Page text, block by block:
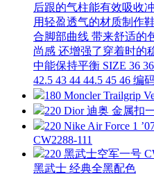
后跟的气柱能有效吸收
用轻盈透气的材质制作
合脚部曲线 带来舒适的
尚感 还增强了穿着时的
中能保持平衡 SIZE 36
42.5 43 44 44.5 45 46 编
180 Moncler Trailgrip
220 Dior 迪奥 金属扣
220 Nike Air Force 1
CW2288-111
220 黑武士空军一号
黑武士 经典全黑配色